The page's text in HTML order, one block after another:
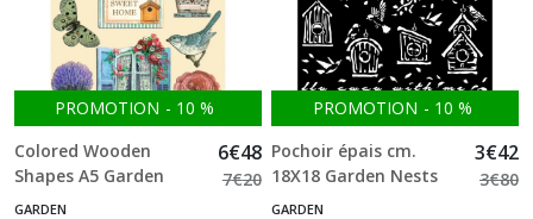
PROMOTION - 10 %
Colored Wooden
Shapes A5 Garden
Stamperia
6€48
7€20
GARDEN
PROMOTION - 10 %
Pochoir épais cm.
18X18 Garden Nests
Stamperia
3€42
3€80
GARDEN